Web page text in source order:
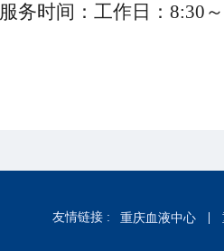
服务时间： 工作日：8:30
友情链接 : 重庆血液中心